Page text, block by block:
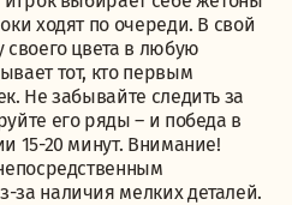
ходят по очереди. В свой
своего цвета в любую
тот, кто первым
Не забывайте следить за
его ряды – и победа в
15-20 минут. Внимание!
за наличия мелких деталей.